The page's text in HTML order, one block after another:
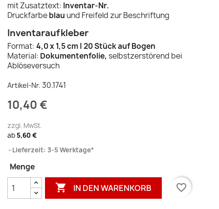
mit Zusatztext: Inventar-Nr.
Druckfarbeblau und Freifeld zur Beschriftung
Inventaraufkleber
Format: 4,0 x 1,5 cm | 20 Stück auf Bogen
Material: Dokumentenfolie, selbstzerstörend bei
Ablöseversuch
Artikel-Nr. 30.1741
10,40 €
zzgl. MwSt.
ab5,60 €
Lieferzeit: 3-5 Werktage*
Menge
 IN DEN WARENKORB favorite_border